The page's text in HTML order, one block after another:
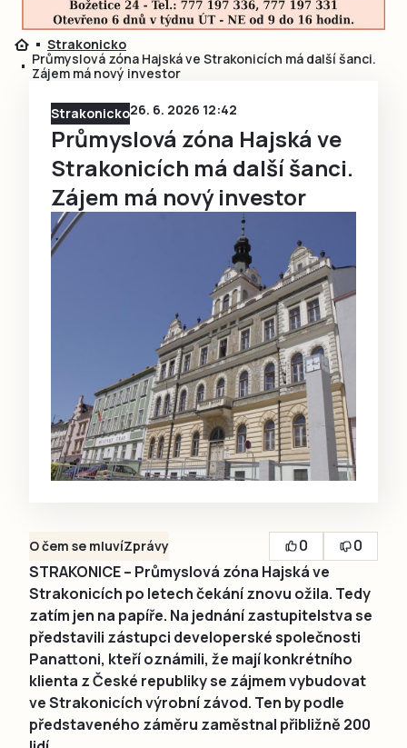
Strakonicko
Průmyslová zóna Hajská ve Strakonicích má další šanci.
Zájem má nový investor
Strakonicko26. 6. 2026 12:42
Průmyslová zóna Hajská ve
Strakonicích má další šanci.
Zájem má nový investor
O čem se mluvíZprávy 0
0
STRAKONICE – Průmyslová zóna Hajská ve
Strakonicích po letech čekání znovu ožila. Tedy
zatím jen na papíře. Na jednání zastupitelstva se
představili zástupci developerské společnosti
Panattoni, kteří oznámili, že mají konkrétního
klienta z České republiky se zájmem vybudovat
ve Strakonicích výrobní závod. Ten by podle
představeného záměru zaměstnal přibližně 200